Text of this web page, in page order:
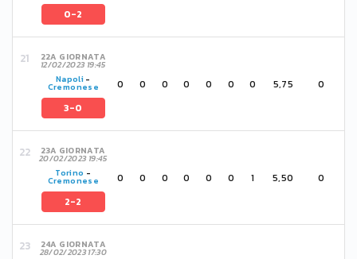
0-2
22A GIORNATA
12/02/2023 19:45
Napoli -
Cremonese
3-0
0 0 0 0 0 0 0 5,75 0
23A GIORNATA
20/02/2023 19:45
Torino -
Cremonese
2-2
0 0 0 0 0 0 1 5,50 0
24A GIORNATA
28/02/2023 17:30